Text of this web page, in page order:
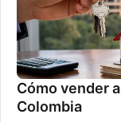
Cómo vender
Colombia